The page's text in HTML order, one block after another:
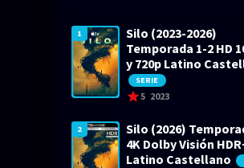
1
Silo (2023-2026)
Temporada 1-2 HD
y 720p Latino
SERIE
5 2023
2
Silo (2026)
4K Dolby Visión
Latino Castellano